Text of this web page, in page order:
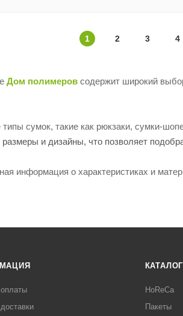
1 2 3 4
Дом полимеров содержит широкий
сумок, такие как рюкзаки, сумки-
и дизайны, что позволяет
информация о характеристиках и
КАТАЛОГ
HoReCa
Пакеты